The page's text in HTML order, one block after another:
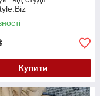
Купити